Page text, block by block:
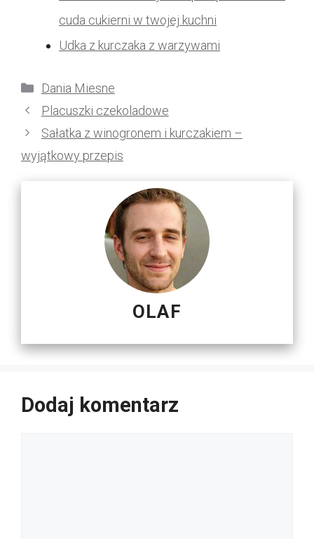
cuda cukierni w twojej kuchni
Udka z kurczaka z warzywami
Kategorie
Dania Miesne
Placuszki czekoladowe
Sałatka z winogronem i kurczakiem –
wyjątkowy przepis
OLAF
Dodaj komentarz